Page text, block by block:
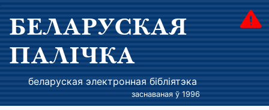
БЕЛАРУСКАЯ
ПАЛІЧКА
беларуская электронная бібліятэка
заснаваная ў 1996